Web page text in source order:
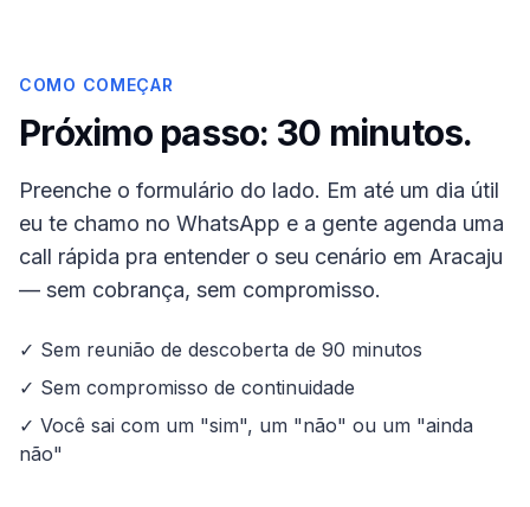
COMO COMEÇAR
Próximo passo: 30 minutos.
Preenche o formulário do lado. Em até um dia útil
eu te chamo no WhatsApp e a gente agenda uma
call rápida pra entender o seu cenário em Aracaju
— sem cobrança, sem compromisso.
✓ Sem reunião de descoberta de 90 minutos
✓ Sem compromisso de continuidade
✓ Você sai com um "sim", um "não" ou um "ainda
não"